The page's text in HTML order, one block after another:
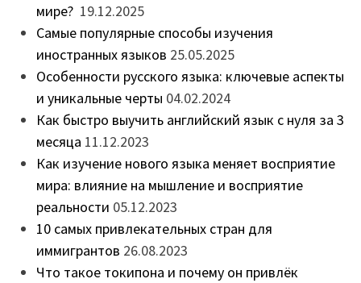
мире? 19.12.2025
Самые популярные способы изучения
иностранных языков 25.05.2025
Особенности русского языка: ключевые аспекты
и уникальные черты 04.02.2024
Как быстро выучить английский язык с нуля за 3
месяца 11.12.2023
Как изучение нового языка меняет восприятие
мира: влияние на мышление и восприятие
реальности 05.12.2023
10 самых привлекательных стран для
иммигрантов 26.08.2023
Что такое токипона и почему он привлёк